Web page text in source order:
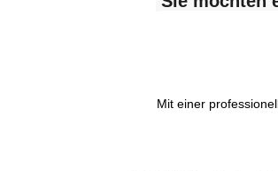
Mit einer